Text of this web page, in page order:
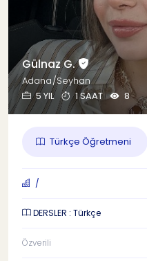
Gülnaz G.
Adana/Seyhan
5 YIL
1 SAAT 8
Türkçe Öğretmeni
/
DERSLER : Türkçe
Özverili